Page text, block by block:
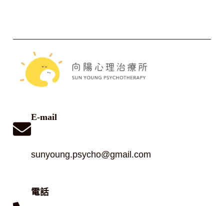
E-mail
sunyoung.psycho@gmail.com
電話